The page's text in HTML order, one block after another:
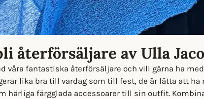
återförsäljare av Ulla
våra fantastiska återförsäljare och vill gärna ha
lika bra till vardag som till fest, de är lätta att ha
härliga färgglada accessoarer till sin outfit.